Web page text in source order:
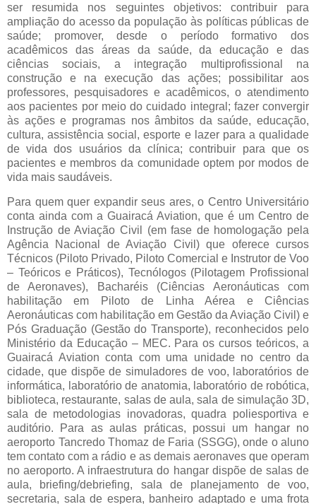
ser resumida nos seguintes objetivos: contribuir para
ampliação do acesso da população às políticas públicas de
saúde; promover, desde o período formativo dos
acadêmicos das áreas da saúde, da educação e das
ciências sociais, a integração multiprofissional na
construção e na execução das ações; possibilitar aos
professores, pesquisadores e acadêmicos, o atendimento
aos pacientes por meio do cuidado integral; fazer convergir
às ações e programas nos âmbitos da saúde, educação,
cultura, assistência social, esporte e lazer para a qualidade
de vida dos usuários da clínica; contribuir para que os
pacientes e membros da comunidade optem por modos de
vida mais saudáveis.
Para quem quer expandir seus ares, o Centro Universitário
conta ainda com a Guairacá Aviation, que é um Centro de
Instrução de Aviação Civil (em fase de homologação pela
Agência Nacional de Aviação Civil) que oferece cursos
Técnicos (Piloto Privado, Piloto Comercial e Instrutor de Voo
– Teóricos e Práticos), Tecnólogos (Pilotagem Profissional
de Aeronaves), Bacharéis (Ciências Aeronáuticas com
habilitação em Piloto de Linha Aérea e Ciências
Aeronáuticas com habilitação em Gestão da Aviação Civil) e
Pós Graduação (Gestão do Transporte), reconhecidos pelo
Ministério da Educação – MEC. Para os cursos teóricos, a
Guairacá Aviation conta com uma unidade no centro da
cidade, que dispõe de simuladores de voo, laboratórios de
informática, laboratório de anatomia, laboratório de robótica,
biblioteca, restaurante, salas de aula, sala de simulação 3D,
sala de metodologias inovadoras, quadra poliesportiva e
auditório. Para as aulas práticas, possui um hangar no
aeroporto Tancredo Thomaz de Faria (SSGG), onde o aluno
tem contato com a rádio e as demais aeronaves que operam
no aeroporto. A infraestrutura do hangar dispõe de salas de
aula, briefing/debriefing, sala de planejamento de voo,
secretaria, sala de espera, banheiro adaptado e uma frota